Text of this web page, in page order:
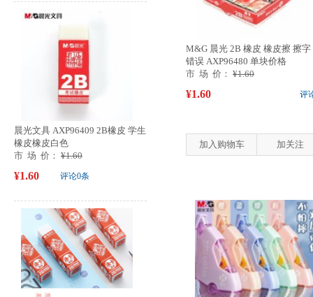
晨光文具 AXP96409 2B橡皮 学生
橡皮橡皮白色
市 场 价： ¥1.60
评论0条
¥1.60
M&G 晨光 2B 橡皮 橡皮擦 擦字
错误 AXP96480 单块价格
市 场 价： ¥1.60
评
¥1.60
加入购物车 加关注